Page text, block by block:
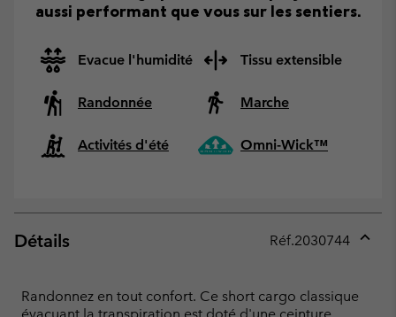
aussi performant que vous sur les sentiers.
Evacue l'humidité Tissu extensible
Randonnée Marche
Activités d'été Omni-Wick™
Détails Réf.2030744
Randonnez en tout confort. Ce short cargo classique